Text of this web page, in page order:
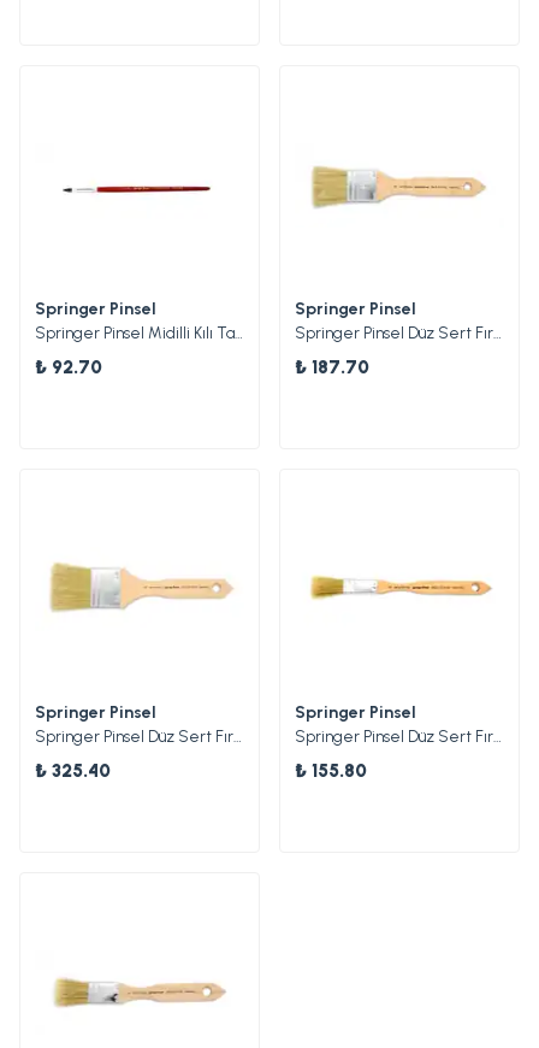
Springer Pinsel
Springer Pinsel Midilli Kılı Tamir Fırçası 04
₺ 92.70
Springer Pinsel
Springer Pinsel Düz Sert Fırça 40
₺ 187.70
Springer Pinsel
Springer Pinsel Düz Sert Fırça 50
₺ 325.40
Springer Pinsel
Springer Pinsel Düz Sert Fırça 15
₺ 155.80